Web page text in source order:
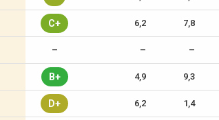
C+ 6,2 7,8
– – –
B+ 4,9 9,3
D+ 6,2 1,4